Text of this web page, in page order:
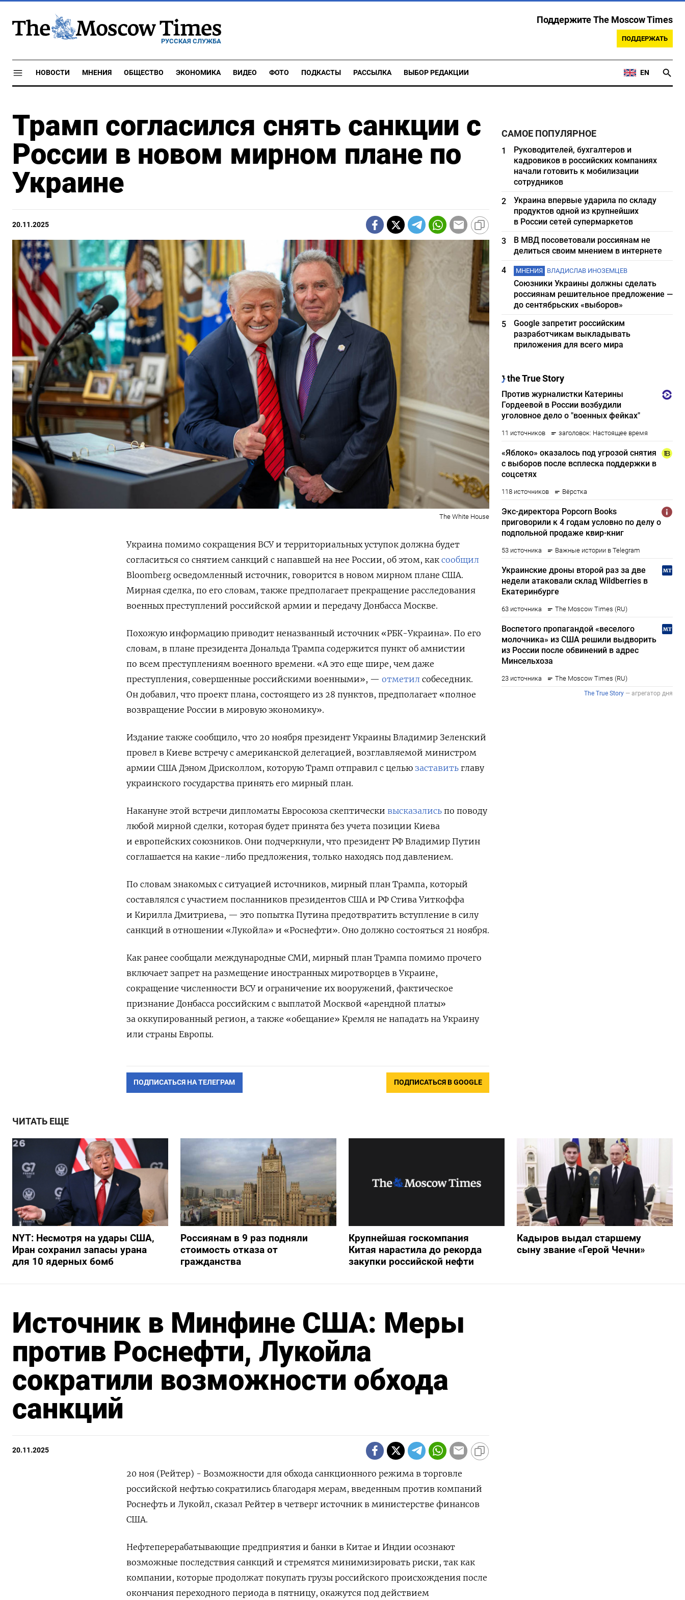
РУССКАЯ СЛУЖБА
Поддержите The Moscow Times
ПОДДЕРЖАТЬ
НОВОСТИ МНЕНИЯ ОБЩЕСТВО ЭКОНОМИКА ВИДЕО ФОТО ПОДКАСТЫ РАССЫЛКА ВЫБОР РЕДАКЦИИ EN
Трамп согласился снять санкции с
России в новом мирном плане по
Украине
20.11.2025
The White House
Украина помимо сокращения ВСУ и территориальных уступок должна будет
согласиться со снятием санкций с напавшей на нее России, об этом, как сообщил
Bloomberg осведомленный источник, говорится в новом мирном плане США.
Мирная сделка, по его словам, также предполагает прекращение расследования
военных преступлений российской армии и передачу Донбасса Москве.
Похожую информацию приводит неназванный источник «РБК-Украина». По его
словам, в плане президента Дональда Трампа содержится пункт об амнистии
по всем преступлениям военного времени. «А это еще шире, чем даже
преступления, совершенные российскими военными», — отметил собеседник.
Он добавил, что проект плана, состоящего из 28 пунктов, предполагает «полное
возвращение России в мировую экономику».
Издание также сообщило, что 20 ноября президент Украины Владимир Зеленский
провел в Киеве встречу с американской делегацией, возглавляемой министром
армии США Дэном Дрисколлом, которую Трамп отправил с целью заставить главу
украинского государства принять его мирный план.
Накануне этой встречи дипломаты Евросоюза скептически высказались по поводу
любой мирной сделки, которая будет принята без учета позиции Киева
и европейских союзников. Они подчеркнули, что президент РФ Владимир Путин
соглашается на какие-либо предложения, только находясь под давлением.
По словам знакомых с ситуацией источников, мирный план Трампа, который
составлялся с участием посланников президентов США и РФ Стива Уиткоффа
и Кирилла Дмитриева, — это попытка Путина предотвратить вступление в силу
санкций в отношении «Лукойла» и «Роснефти». Оно должно состояться 21 ноября.
Как ранее сообщали международные СМИ, мирный план Трампа помимо прочего
включает запрет на размещение иностранных миротворцев в Украине,
сокращение численности ВСУ и ограничение их вооружений, фактическое
признание Донбасса российским с выплатой Москвой «арендной платы»
за оккупированный регион, а также «обещание» Кремля не нападать на Украину
или страны Европы.
ПОДПИСАТЬСЯ НА ТЕЛЕГРАМ ПОДПИСАТЬСЯ В GOOGLE
САМОЕ ПОПУЛЯРНОЕ
1
Руководителей, бухгалтеров и
кадровиков в российских компаниях
начали готовить к мобилизации
сотрудников
2
Украина впервые ударила по складу
продуктов одной из крупнейших
в России сетей супермаркетов
3
В МВД посоветовали россиянам не
делиться своим мнением в интернете
4
МНЕНИЯ ВЛАДИСЛАВ ИНОЗЕМЦЕВ
Союзники Украины должны сделать
россиянам решительное предложение —
до сентябрьских «выборов»
5
Google запретит российским
разработчикам выкладывать
приложения для всего мира
ЧИТАТЬ ЕЩЕ
NYT: Несмотря на удары США,
Иран сохранил запасы урана
для 10 ядерных бомб
Россиянам в 9 раз подняли
стоимость отказа от
гражданства
Крупнейшая госкомпания
Китая нарастила до рекорда
закупки российской нефти
Кадыров выдал старшему
сыну звание «Герой Чечни»
Источник в Минфине США: Меры
против Роснефти, Лукойла
сократили возможности обхода
санкций
20.11.2025
20 ноя (Рейтер) - Возможности для обхода санкционного режима в торговле
российской нефтью сократились благодаря мерам, введенным против компаний
Роснефть и Лукойл, сказал Рейтер в четверг источник в министерстве финансов
США.
Нефтеперерабатывающие предприятия и банки в Китае и Индии осознают
возможные последствия санкций и стремятся минимизировать риски, так как
компании, которые продолжат покупать грузы российского происхождения после
окончания переходного периода в пятницу, окажутся под действием